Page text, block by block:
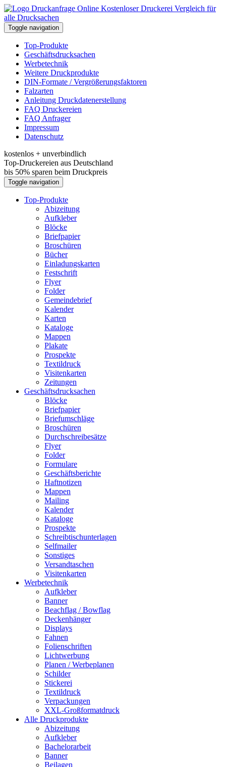
Kostenloser Druckerei Vergleich für
alle Drucksachen
Toggle navigation
Top-Produkte
Geschäftsdrucksachen
Werbetechnik
Weitere Druckprodukte
DIN-Formate / Vergrößerungsfaktoren
Falzarten
Anleitung Druckdatenerstellung
FAQ Druckereien
FAQ Anfrager
Impressum
Datenschutz
kostenlos + unverbindlich
Top-Druckereien aus Deutschland
bis 50% sparen beim Druckpreis
Toggle navigation
Top-Produkte
Abizeitung
Aufkleber
Blöcke
Briefpapier
Broschüren
Bücher
Einladungskarten
Festschrift
Flyer
Folder
Gemeindebrief
Kalender
Karten
Kataloge
Mappen
Plakate
Prospekte
Textildruck
Visitenkarten
Zeitungen
Geschäftsdrucksachen
Blöcke
Briefpapier
Briefumschläge
Broschüren
Durchschreibesätze
Flyer
Folder
Formulare
Geschäftsberichte
Haftnotizen
Mappen
Mailing
Kalender
Kataloge
Prospekte
Schreibtischunterlagen
Selfmailer
Sonstiges
Versandtaschen
Visitenkarten
Werbetechnik
Aufkleber
Banner
Beachflag / Bowflag
Deckenhänger
Displays
Fahnen
Folienschriften
Lichtwerbung
Planen / Werbeplanen
Schilder
Stickerei
Textildruck
Verpackungen
XXL-Großformatdruck
Alle Druckprodukte
Abizeitung
Aufkleber
Bachelorarbeit
Banner
Beilagen